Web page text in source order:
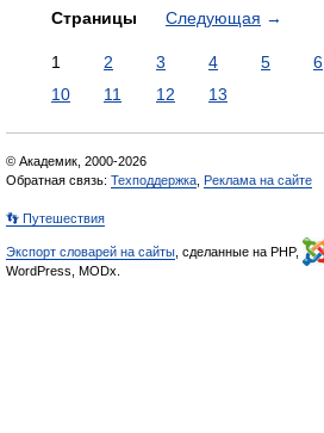
Страницы Следующая →
1 2 3 4 5 6
10
11 12 13
© Академик, 2000-2026
Обратная связь: Техподдержка Реклама на сайте
👣 Путешествия
Экспорт словарей на сайты , сделанные на PHP,
WordPress, MODx.